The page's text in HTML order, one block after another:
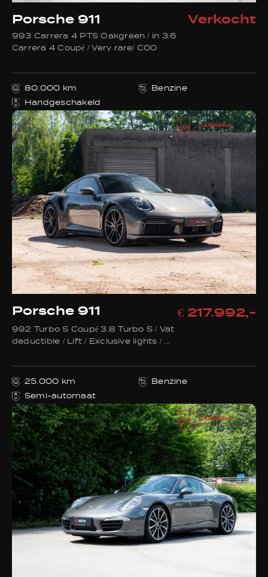
Porsche 911 Verkocht
993 Carrera 4 PTS Oakgreen / in 3.6
Carrera 4 Coupé / Very rare/ C00
80.000 km
Benzine
Handgeschakeld
Porsche 911 € 217.992,-
992 Turbo S Coupé 3.8 Turbo S / Vat
deductible / Lift / Exclusive lights / ...
25.000 km
Benzine
Semi-automaat